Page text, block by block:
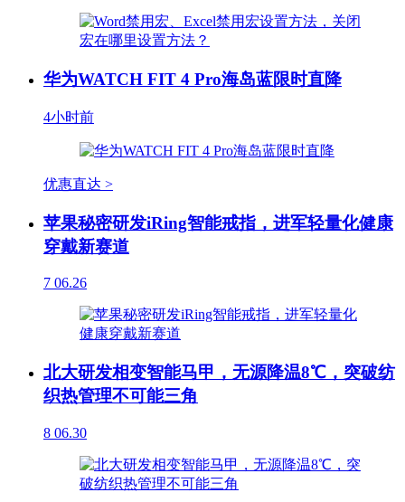
华为WATCH FIT 4 Pro海岛蓝限时直降
4小时前
优惠直达 >
苹果秘密研发iRing智能戒指，进军轻量化健康
穿戴新赛道
7 06.26
北大研发相变智能马甲，无源降温8℃，突破纺
织热管理不可能三角
8 06.30